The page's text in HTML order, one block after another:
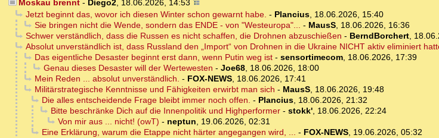
Moskau brennt- Diego2, 18.06.2026, 14:53
Jetzt beginnt das, wovor ich diesen Winter schon gewarnt habe. - Plancius, 18.06.2026, 15:40
Sie bringen nicht die Wende, sondern das ENDE - von "Westeuropa"...
- MausS, 18.06.2026, 16:36
Schwer verständlich, dass die Russen es nicht schaffen, die Drohnen abzuschießen - BerndBorchert,
Absolut unverständlich ist, dass Russland den „Import“ von Drohnen in die Ukraine NICHT aktiv eliminiert
Das eigentliche Desaster beginnt erst dann, wenn Putin weg ist- sensortimecom, 18.06.2026, 17:39
Genau dieses Desaster will der Wertewesten - Joe68, 18.06.2026, 18:00
Mein Reden ... absolut unverständlich. - FOX-NEWS, 18.06.2026, 17:41
Militärstrategische Kenntnisse und Fähigkeiten erwirbt man sich - MausS, 18.06.2026, 19:48
Die alles entscheidende Frage bleibt immer noch offen. - Plancius, 18.06.2026, 21:32
Bitte beschränke Dich auf die Innenpolitik und Highperformer- stokk', 18.06.2026, 22:24
Von mir aus ... nicht! (owT) - neptun
19.06.2026, 02:31
Eine Erklärung, warum die Etappe nicht härter angegangen wird, ...
- FOX-NEWS, 19.06.2026, 05:32